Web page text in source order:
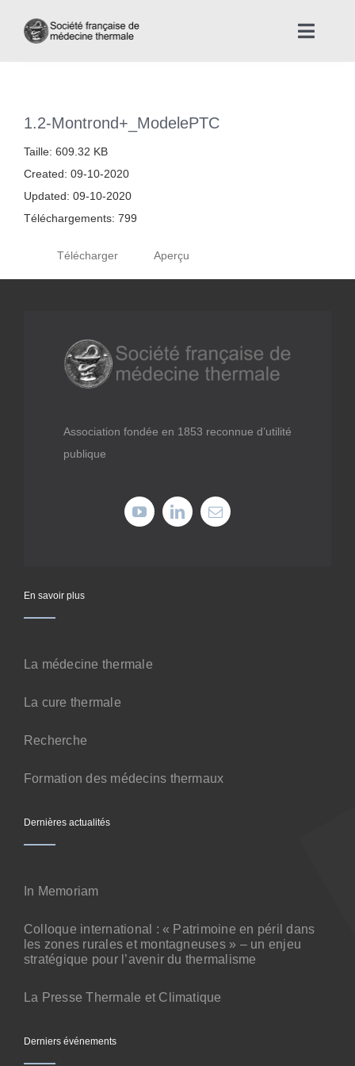
Toggle
Actualités
Médiathèque
Recherche
Offres professionnelles
Cotiser
Faire un don
1.2-Montrond+_ModelePTC
Taille: 609.32 KB
Created: 09-10-2020
Updated: 09-10-2020
Téléchargements: 799
Télécharger Aperçu
Association fondée en 1853 reconnue d’utilité
publique
En savoir plus
La médecine thermale
La cure thermale
Recherche
Formation des médecins thermaux
Dernières actualités
In Memoriam
Colloque international : « Patrimoine en péril dans
les zones rurales et montagneuses » – un enjeu
stratégique pour l’avenir du thermalisme
La Presse Thermale et Climatique
Derniers événements